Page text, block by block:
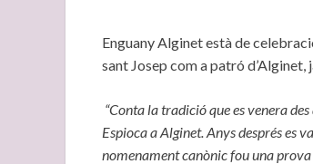
Enguany Alginet està de
sant Josep com a patró
“Conta la tradició que es venera
Espioca a Alginet. Anys després es
nomenament canònic fou una